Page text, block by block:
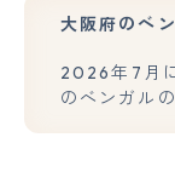
大阪府のベ
2026年7月
のベンガル